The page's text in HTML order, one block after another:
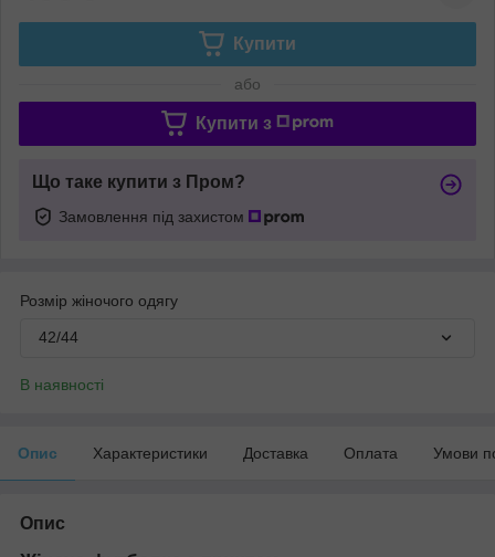
Купити
або
Купити з
Що таке купити з Пром?
Замовлення під захистом
Розмір жіночого одягу
42/44
В наявності
Опис Характеристики Доставка Оплата Умови
Опис